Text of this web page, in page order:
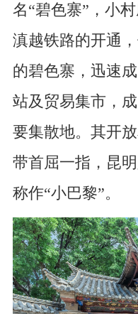
名“碧色寨”，小
滇越铁路的开通
的碧色寨，迅速
站及贸易集市，
要集散地。其开
带首屈一指，昆
称作“小巴黎”。